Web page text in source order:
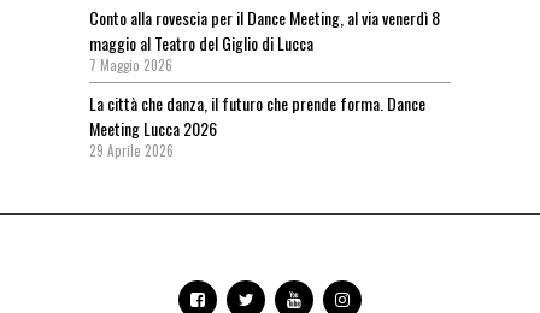
Conto alla rovescia per il Dance Meeting, al via venerdì 8
maggio al Teatro del Giglio di Lucca
7 Maggio 2026
La città che danza, il futuro che prende forma. Dance
Meeting Lucca 2026
29 Aprile 2026